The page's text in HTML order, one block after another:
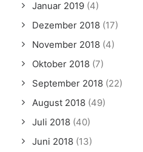
Januar 2019 (4)
Dezember 2018 (17)
November 2018 (4)
Oktober 2018 (7)
September 2018 (22)
August 2018 (49)
Juli 2018 (40)
Juni 2018 (13)